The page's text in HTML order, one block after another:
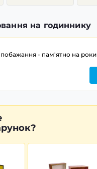
на годиннику
побажання - пам'ятно на роки